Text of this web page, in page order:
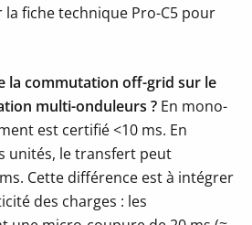
fiche technique Pro-C5 pour
la commutation off-grid sur le
multi-onduleurs ? En mono-
est certifié <10 ms. En
unités, le transfert peut
Cette différence est à intégrer
des charges : les